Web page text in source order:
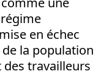
en échec
la population
travailleurs